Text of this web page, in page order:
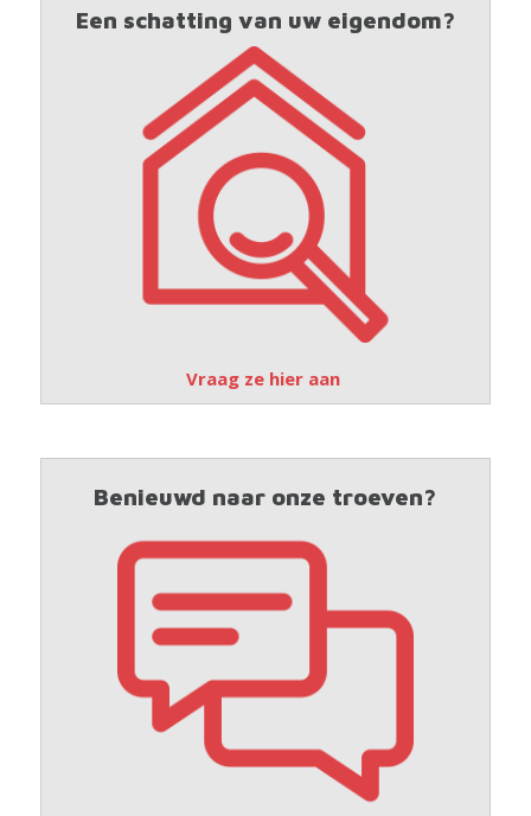
Een schatting van uw eigendom?
Vraag ze hier aan
Benieuwd naar onze troeven?